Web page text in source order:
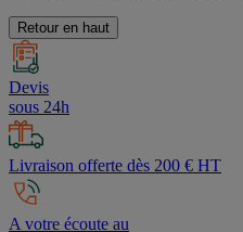
Retour en haut
Devis
sous 24h
Livraison offerte dès 200 € HT
A votre écoute au